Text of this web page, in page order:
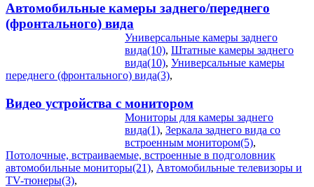
Автомобильные камеры заднего/переднего
(фронтального) вида
Универсальные камеры заднего
вида(10), Штатные камеры заднего
вида(10), Универсальные камеры
переднего (фронтального) вида(3),
Видео устройства c монитором
Мониторы для камеры заднего
вида(1), Зеркала заднего вида со
встроенным монитором(5),
Потолочные, встраиваемые, встроенные в подголовник
автомобильные мониторы(21), Автомобильные телевизоры и
TV-тюнеры(3),